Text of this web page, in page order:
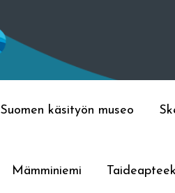
Suomen käsityön museo
Mämminiemi